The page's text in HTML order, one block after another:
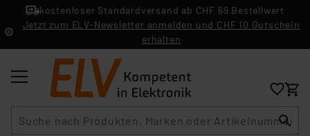
kostenloser Standardversand ab CHF 69 Bestellwert
Jetzt zum ELV-Newsletter anmelden und CHF 10 Gutschein
erhalten